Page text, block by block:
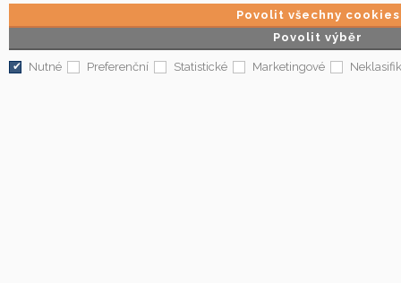
Povolit výběr
Povolit všechny cookies
Nutné Preferenční Statistické Marketingové